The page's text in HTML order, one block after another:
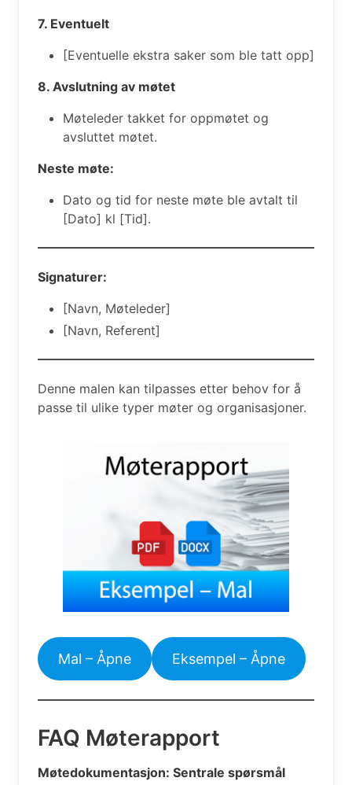
7. Eventuelt
[Eventuelle ekstra saker som ble tatt opp]
8. Avslutning av møtet
Møteleder takket for oppmøtet og
avsluttet møtet.
Neste møte:
Dato og tid for neste møte ble avtalt til
[Dato] kl [Tid].
Signaturer:
[Navn, Møteleder]
[Navn, Referent]
Denne malen kan tilpasses etter behov for å
passe til ulike typer møter og organisasjoner.
Mal – Åpne Eksempel – Åpne
FAQ Møterapport
Møtedokumentasjon: Sentrale spørsmål